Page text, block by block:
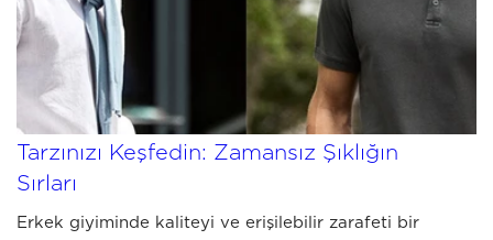
JULY 03 2026
Kiğılı Erkek Giyim Kombinleri ile
Tarzınızı Keşfedin: Zamansız Şıklığın
Sırları
Erkek giyiminde kaliteyi ve erişilebilir zarafeti bir